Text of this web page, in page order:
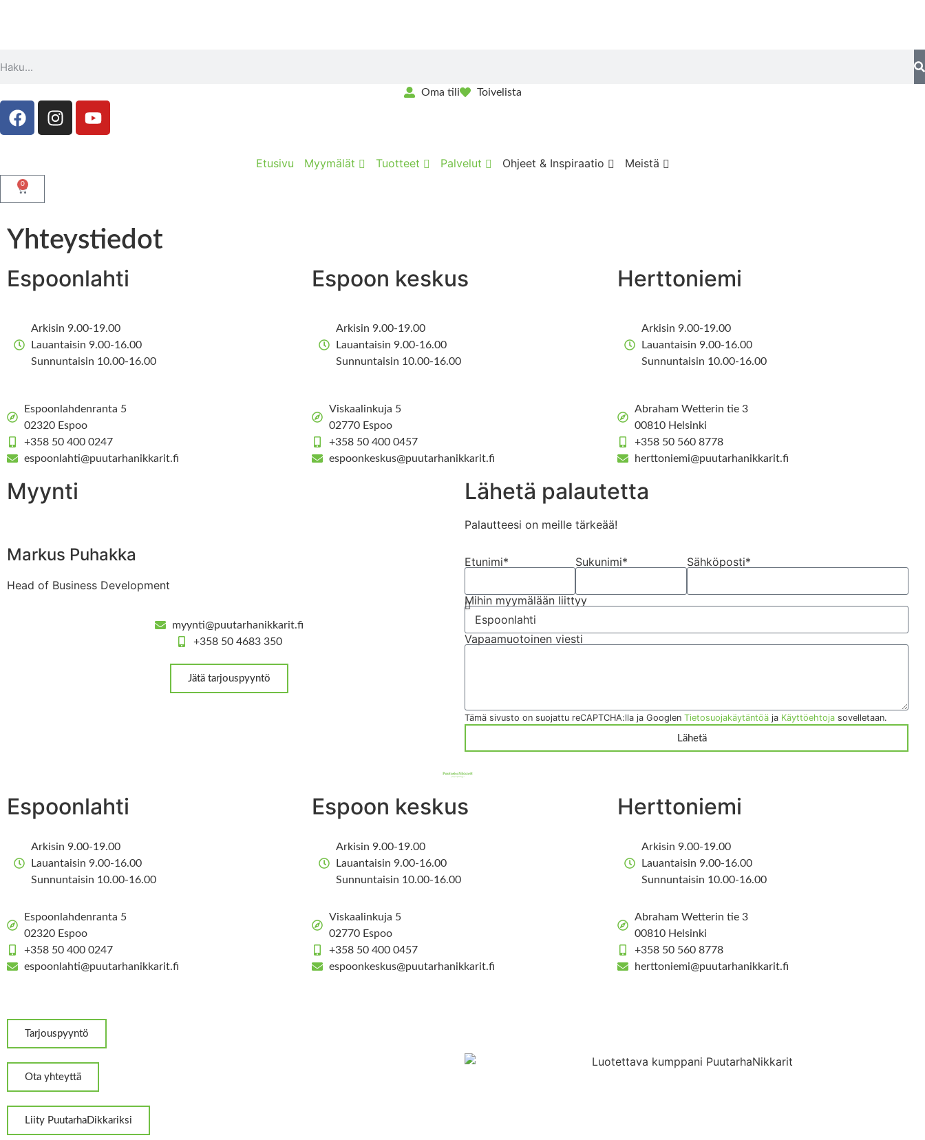
Oma tili Toivelista
Etusivu Myymälät Tuotteet Palvelut Ohjeet & Inspiraatio Meistä
0
Yhteystiedot
Espoonlahti
Arkisin 9.00-19.00
Lauantaisin 9.00-16.00
Sunnuntaisin 10.00-16.00
Espoonlahdenranta 5
02320 Espoo
+358 50 400 0247
espoonlahti@puutarhanikkarit.fi
Espoon keskus
Arkisin 9.00-19.00
Lauantaisin 9.00-16.00
Sunnuntaisin 10.00-16.00
Viskaalinkuja 5
02770 Espoo
+358 50 400 0457
espoonkeskus@puutarhanikkarit.fi
Herttoniemi
Arkisin 9.00-19.00
Lauantaisin 9.00-16.00
Sunnuntaisin 10.00-16.00
Abraham Wetterin tie 3
00810 Helsinki
+358 50 560 8778
herttoniemi@puutarhanikkarit.fi
Myynti
Markus Puhakka
Head of Business Development
myynti@puutarhanikkarit.fi
+358 50 4683 350
Jätä tarjouspyyntö
Lähetä palautetta
Palautteesi on meille tärkeää!
Etunimi* Sukunimi* Sähköposti*
Mihin myymälään liittyy
Vapaamuotoinen viesti
Tämä sivusto on suojattu reCAPTCHA:lla ja Googlen Tietosuojakäytäntöä ja Käyttöehtoja sovelletaan.
Lähetä
Espoonlahti
Arkisin 9.00-19.00
Lauantaisin 9.00-16.00
Sunnuntaisin 10.00-16.00
Espoonlahdenranta 5
02320 Espoo
+358 50 400 0247
espoonlahti@puutarhanikkarit.fi
Espoon keskus
Arkisin 9.00-19.00
Lauantaisin 9.00-16.00
Sunnuntaisin 10.00-16.00
Viskaalinkuja 5
02770 Espoo
+358 50 400 0457
espoonkeskus@puutarhanikkarit.fi
Herttoniemi
Arkisin 9.00-19.00
Lauantaisin 9.00-16.00
Sunnuntaisin 10.00-16.00
Abraham Wetterin tie 3
00810 Helsinki
+358 50 560 8778
herttoniemi@puutarhanikkarit.fi
Tarjouspyyntö
Ota yhteyttä
Liity PuutarhaDikkariksi